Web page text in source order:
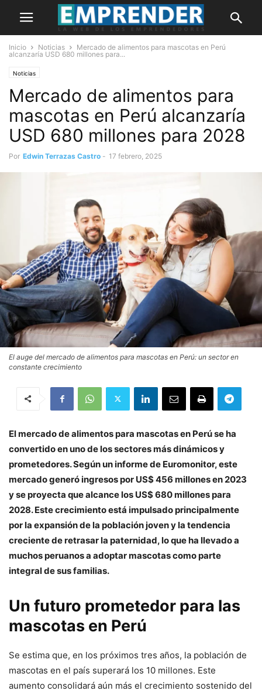
Inicio Noticias
Mercado de alimentos para mascotas en Perú
alcanzaría USD 680 millones para...
Noticias
Mercado de alimentos para
mascotas en Perú alcanzaría
USD 680 millones para 2028
Por Edwin Terrazas Castro - 17 febrero, 2025
El auge del mercado de alimentos para mascotas en Perú: un sector en
constante crecimiento
El mercado de alimentos para mascotas en Perú se ha
convertido en uno de los sectores más dinámicos y
prometedores. Según un informe de Euromonitor, este
mercado generó ingresos por US$ 456 millones en 2023
y se proyecta que alcance los US$ 680 millones para
2028. Este crecimiento está impulsado principalmente
por la expansión de la población joven y la tendencia
creciente de retrasar la paternidad, lo que ha llevado a
muchos peruanos a adoptar mascotas como parte
integral de sus familias.
Un futuro prometedor para las
mascotas en Perú
Se estima que, en los próximos tres años, la población de
mascotas en el país superará los 10 millones. Este
aumento consolidará aún más el crecimiento sostenido del